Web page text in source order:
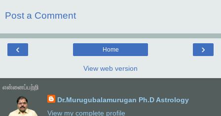
Post a Comment
‹ ›
Home
View web version
என்னைப்பற்றி
Dr.Murugubalamurugan Ph.D Astrology
View my complete profile